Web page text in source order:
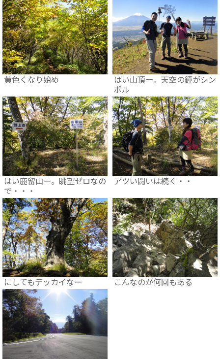
黄色くなり始め
はい山頂ー。天空の鐘がシン
ボル
はい鹿留山ー。眺望ゼロなの
で・・・
アツい闘いは続く・・
にしてもデッカイなー こんなのが何回もある